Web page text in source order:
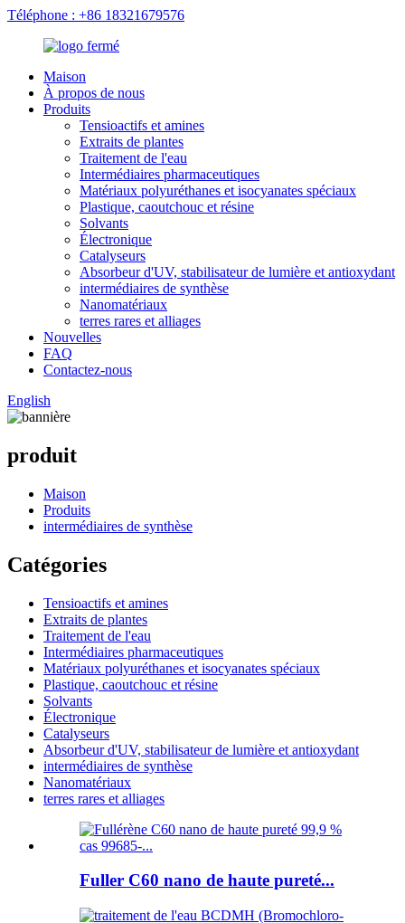
Téléphone : +86 18321679576
Maison
À propos de nous
Produits
Tensioactifs et amines
Extraits de plantes
Traitement de l'eau
Intermédiaires pharmaceutiques
Matériaux polyuréthanes et isocyanates spéciaux
Plastique, caoutchouc et résine
Solvants
Électronique
Catalyseurs
Absorbeur d'UV, stabilisateur de lumière et antioxydant
intermédiaires de synthèse
Nanomatériaux
terres rares et alliages
Nouvelles
FAQ
Contactez-nous
English
produit
Maison
Produits
intermédiaires de synthèse
Catégories
Tensioactifs et amines
Extraits de plantes
Traitement de l'eau
Intermédiaires pharmaceutiques
Matériaux polyuréthanes et isocyanates spéciaux
Plastique, caoutchouc et résine
Solvants
Électronique
Catalyseurs
Absorbeur d'UV, stabilisateur de lumière et antioxydant
intermédiaires de synthèse
Nanomatériaux
terres rares et alliages
Fuller C60 nano de haute pureté...